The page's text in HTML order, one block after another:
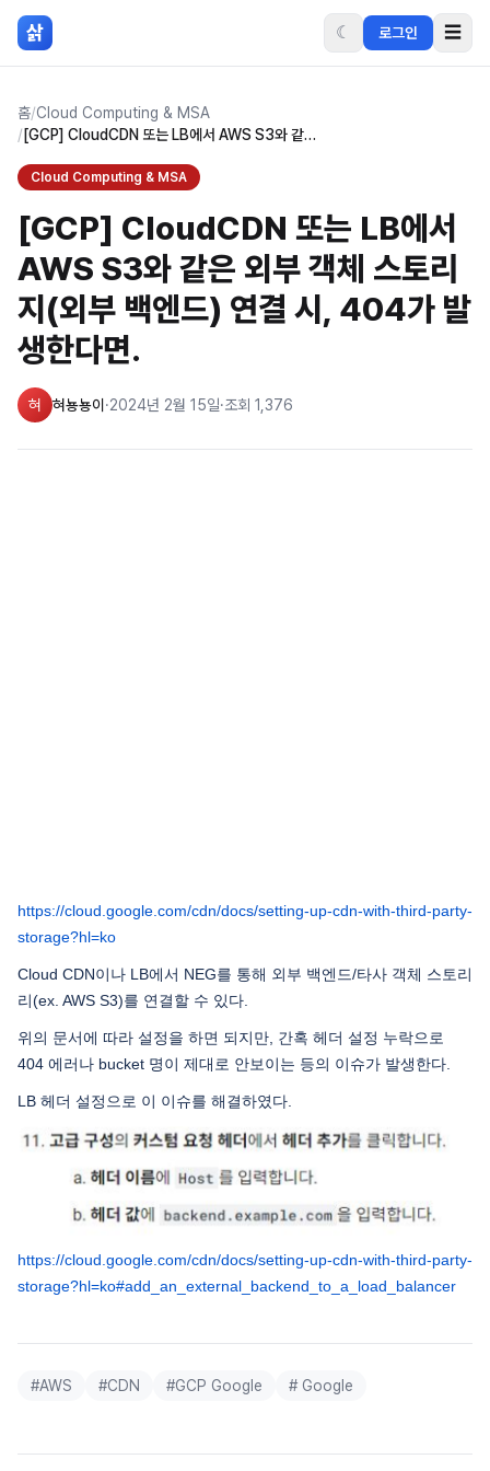
본문 바로가기
삵 ☾ 로그인 ☰
홈/Cloud Computing & MSA
/
[GCP] CloudCDN 또는 LB에서 AWS S3와 같은 외부 객체 스토리지(외부 백엔드) 연결 시, 404가 발생한다면.
Cloud Computing & MSA
[GCP] CloudCDN 또는 LB에서
AWS S3와 같은 외부 객체 스토리
지(외부 백엔드) 연결 시, 404가 발
생한다면.
혀 혀뇽뇽이 ·2024년 2월 15일·조회 1,376
https://cloud.google.com/cdn/docs/setting-up-cdn-with-third-party-
storage?hl=ko
Cloud CDN이나 LB에서 NEG를 통해 외부 백엔드/타사 객체 스토리
리(ex. AWS S3)를 연결할 수 있다.
위의 문서에 따라 설정을 하면 되지만, 간혹 헤더 설정 누락으로
404 에러나 bucket 명이 제대로 안보이는 등의 이슈가 발생한다.
LB 헤더 설정으로 이 이슈를 해결하였다.
https://cloud.google.com/cdn/docs/setting-up-cdn-with-third-party-
storage?hl=ko#add_an_external_backend_to_a_load_balancer
#AWS #CDN #GCP Google #Google